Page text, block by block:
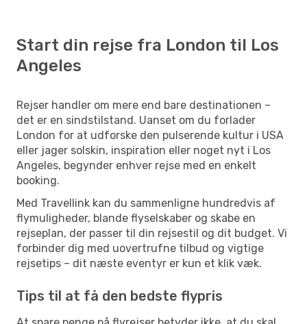
Start din rejse fra London til Los
Angeles
Rejser handler om mere end bare destinationen –
det er en sindstilstand. Uanset om du forlader
London for at udforske den pulserende kultur i USA
eller jager solskin, inspiration eller noget nyt i Los
Angeles, begynder enhver rejse med en enkelt
booking.
Med Travellink kan du sammenligne hundredvis af
flymuligheder, blande flyselskaber og skabe en
rejseplan, der passer til din rejsestil og dit budget. Vi
forbinder dig med uovertrufne tilbud og vigtige
rejsetips – dit næste eventyr er kun et klik væk.
Tips til at få den bedste flypris